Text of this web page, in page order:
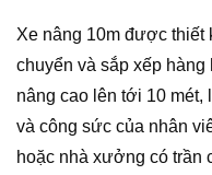
Xe nâng 10m được thiết
chuyển và sắp xếp
nâng cao lên tới 10 mét,
và công sức của nhân
hoặc nhà xưởng có trần